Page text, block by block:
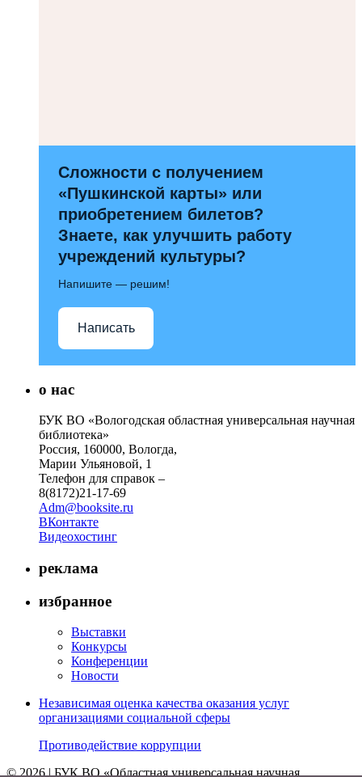
Сложности с получением
«Пушкинской карты» или
приобретением билетов?
Знаете, как улучшить работу
учреждений культуры?
Напишите — решим!
Написать
о нас
БУК ВО «Вологодская областная универсальная научная
библиотека»
Россия, 160000, Вологда,
Марии Ульяновой, 1
Телефон для справок –
8(8172)21-17-69
Adm@booksite.ru
ВКонтакте
Видеохостинг
реклама
избранное
Выставки
Конкурсы
Конференции
Новости
Независимая оценка качества оказания услуг
организациями социальной сферы
Противодействие коррупции
© 2026 | БУК ВО «Областная универсальная научная